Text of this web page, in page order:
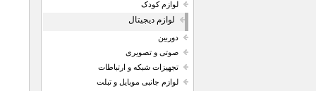
لوازم کودک
لوازم دیجیتال
دوربین
صوتی و تصویری
تجهیزات شبکه و ارتباطات
لوازم جانبی موبایل و تبلت